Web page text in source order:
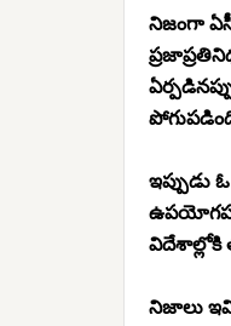
నిజంగా
ఇప్పుడు
ఉపయోగపడే
విదేశాల్లోకి
నిజాలు